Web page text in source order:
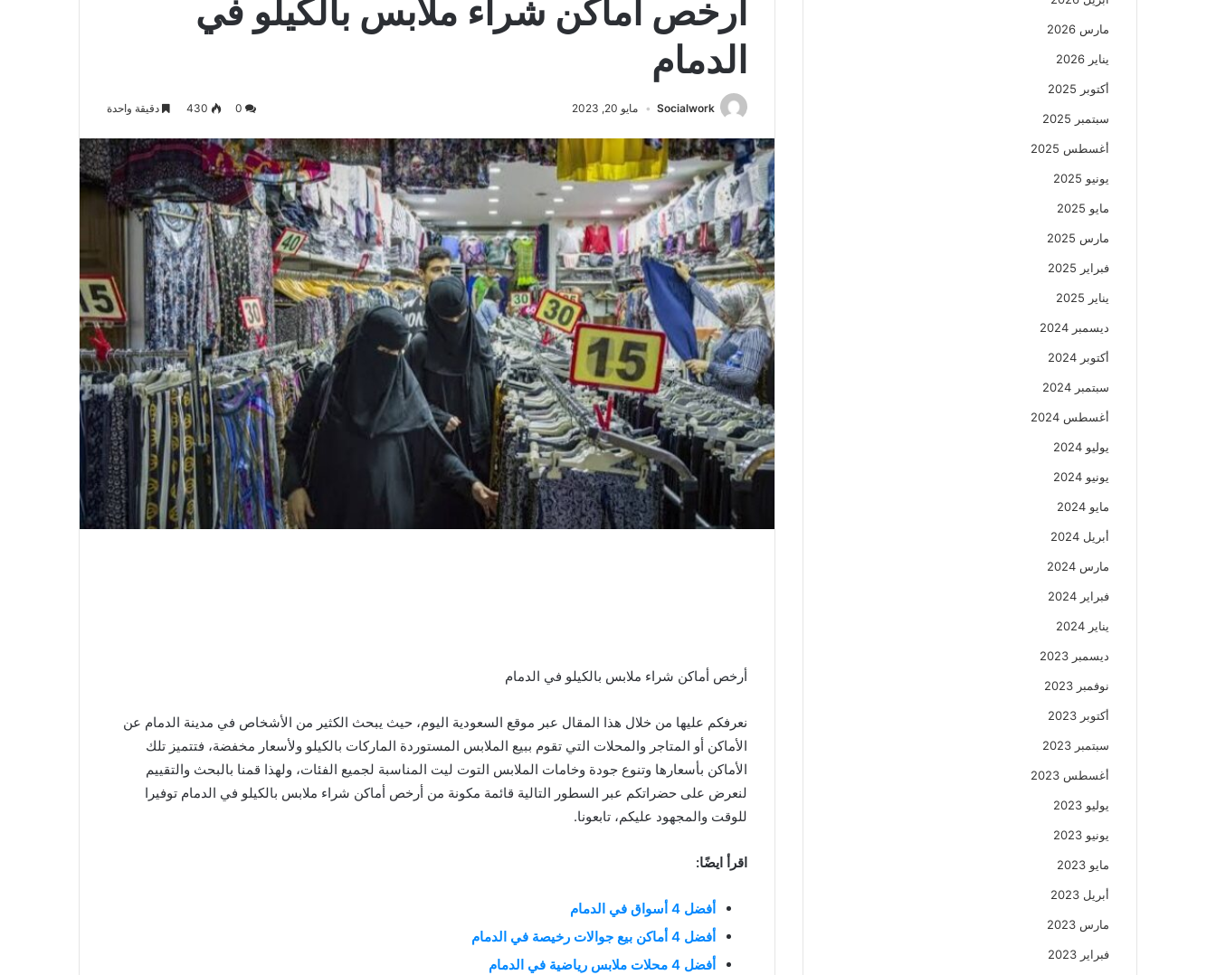
أرخص أماكن شراء ملابس بالكيلو في
الدمام
Socialwork مايو 20, 2023 430 دقيقة واحدة
أرخص أماكن شراء ملابس بالكيلو في الدمام
نعرفكم عليها من خلال هذا المقال عبر موقع السعودية اليوم، حيث يبحث الكثير من الأشخاص في مدينة الدمام عن
الأماكن أو المتاجر والمحلات التي تقوم ببيع الملابس المستوردة الماركات بالكيلو ولأسعار مخفضة، فتتميز تلك
الأماكن بأسعارها وتنوع جودة وخامات الملابس التوت ليت المناسبة لجميع الفئات، ولهذا قمنا بالبحث والتقييم
لنعرض على حضراتكم عبر السطور التالية قائمة مكونة من أرخص أماكن شراء ملابس بالكيلو في الدمام توفيرا
للوقت والمجهود عليكم، تابعونا.
اقرأ ايضًا:
أفضل 4 أسواق في الدمام
أفضل 4 أماكن بيع جوالات رخيصة في الدمام
أفضل 4 محلات ملابس رياضية في الدمام
مارس 2026
يناير 2026
أكتوبر 2025
سبتمبر 2025
أغسطس 2025
يونيو 2025
مايو 2025
مارس 2025
فبراير 2025
يناير 2025
ديسمبر 2024
أكتوبر 2024
سبتمبر 2024
أغسطس 2024
يوليو 2024
يونيو 2024
مايو 2024
أبريل 2024
مارس 2024
فبراير 2024
يناير 2024
ديسمبر 2023
نوفمبر 2023
أكتوبر 2023
سبتمبر 2023
أغسطس 2023
يوليو 2023
يونيو 2023
مايو 2023
أبريل 2023
مارس 2023
فبراير 2023